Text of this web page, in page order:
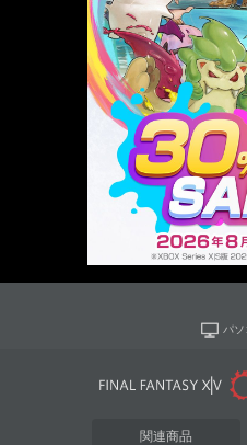
パ
関連商品